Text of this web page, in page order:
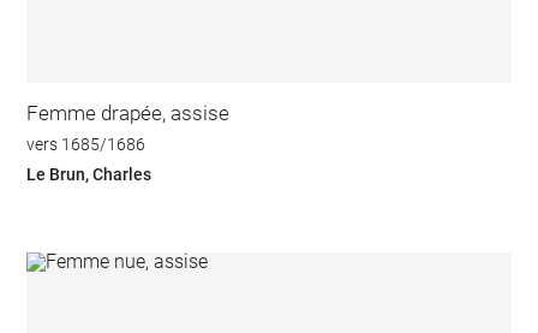
Femme drapée, assise
vers 1685/1686
Le Brun, Charles